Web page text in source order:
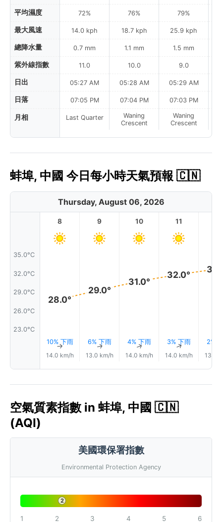
平均濕度
最大風速
總降水量
紫外線指數
日出
日落
月相
72%
14.0 kph
0.7 mm
11.0
05:27 AM
07:05 PM
Last Quarter
76%
18.7 kph
1.1 mm
10.0
05:28 AM
07:04 PM
Waning
Crescent
79%
25.9 kph
1.5 mm
9.0
05:29 AM
07:03 PM
Waning
Crescent
蚌埠, 中國 今日每小時天氣預報 🇨🇳
Thursday, August 06, 2026
35.0°C
32.0°C
29.0°C
26.0°C
23.0°C
8
28.0°
10% 下雨
↑
14.0 km/h
9
29.0°
6% 下雨
↑
13.0 km/h
10
31.0°
4% 下雨
↑
14.0 km/h
11
32.0°
3% 下雨
↑
14.0 km/h
2%
13.0
空氣質素指數 in 蚌埠, 中國 🇨🇳
(AQI)
美國環保署指數
Environmental Protection Agency
2
1 2 3 4 5 6